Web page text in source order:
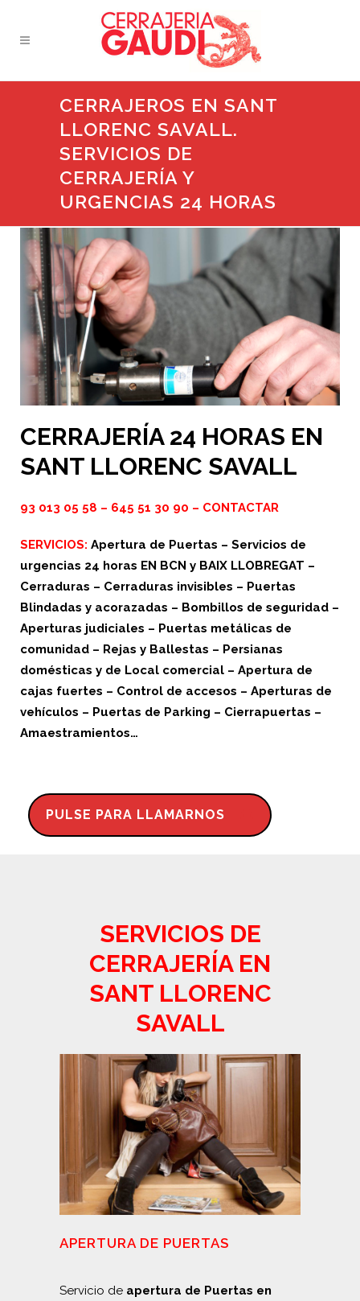
CERRAJEROS EN SANT
LLORENC SAVALL.
SERVICIOS DE
CERRAJERÍA Y
URGENCIAS 24 HORAS
CERRAJERÍA 24 HORAS EN
SANT LLORENC SAVALL
93 013 05 58 – 645 51 30 90 – CONTACTAR
SERVICIOS: Apertura de Puertas – Servicios de
urgencias 24 horas EN BCN y BAIX LLOBREGAT –
Cerraduras – Cerraduras invisibles – Puertas
Blindadas y acorazadas – Bombillos de seguridad –
Aperturas judiciales – Puertas metálicas de
comunidad – Rejas y Ballestas – Persianas
domésticas y de Local comercial – Apertura de
cajas fuertes – Control de accesos – Aperturas de
vehículos – Puertas de Parking – Cierrapuertas –
Amaestramientos…
PULSE PARA LLAMARNOS
SERVICIOS DE
CERRAJERÍA EN
SANT LLORENC
SAVALL
APERTURA DE PUERTAS
Servicio de apertura de Puertas en